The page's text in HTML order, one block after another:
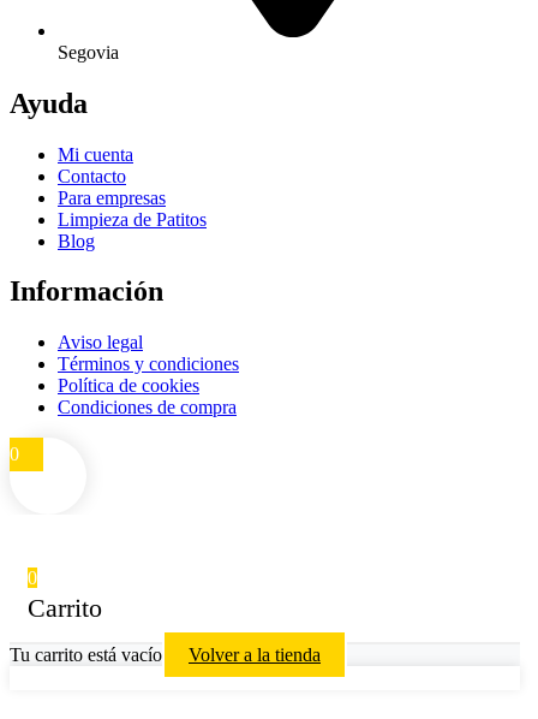
Segovia
Ayuda
Mi cuenta
Contacto
Para empresas
Limpieza de Patitos
Blog
Información
Aviso legal
Términos y condiciones
Política de cookies
Condiciones de compra
0
0
Carrito
Tu carrito está vacío Volver a la tienda